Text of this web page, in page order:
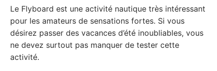
Le Flyboard est une activité nautique très intéressant
pour les amateurs de sensations fortes. Si vous
désirez passer des vacances d’été inoubliables, vous
ne devez surtout pas manquer de tester cette
activité.